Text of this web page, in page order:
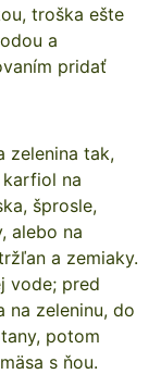
troška ešte
a
pridať
zelenina tak,
na
šprosle,
alebo na
a zemiaky.
vode; pred
na zeleninu, do
potom
s ňou.